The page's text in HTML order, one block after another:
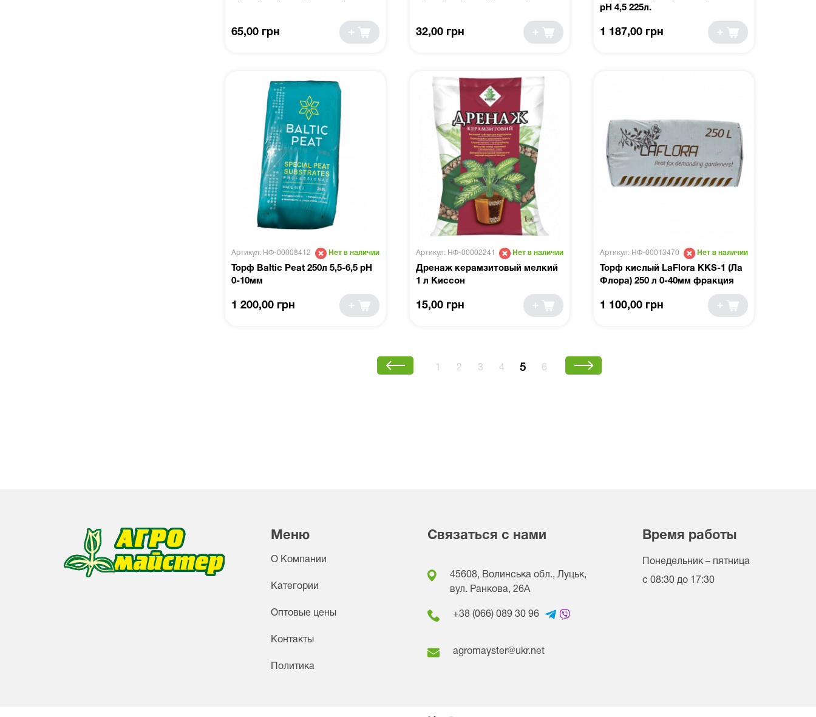
65,00 грн 32,00 грн
pH 4,5 225л.
1 187,00 грн
Артикул: НФ-00008412 Нет в наличии
Торф Baltic Peat 250л 5,5-6,5 pH
0-10мм
1 200,00 грн
Артикул: НФ-00002241 Нет в наличии
Дренаж керамзитовый мелкий
1 л Киссон
15,00 грн
Артикул: НФ-00013470 Нет в наличии
Торф кислый LaFlora KKS-1 (Ла
Флора) 250 л 0-40мм фракция
1 100,00 грн
2 3 4 5 6
Меню
О Компании
Категории
Оптовые цены
Контакты
Политика
Связаться с нами
45608, Волинська обл., Луцьк,
вул. Ранкова, 26A
+38 (066) 089 30 96
agromayster@ukr.net
Время работы
Понедельник – пятница
с 08:30 до 17:30